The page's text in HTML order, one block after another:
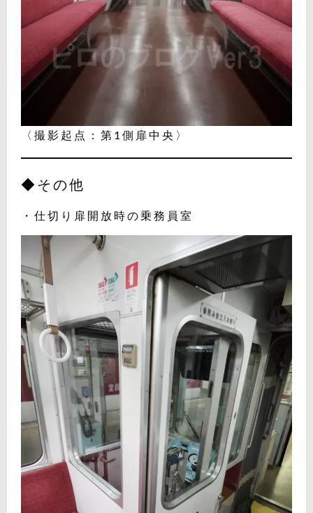
〈撮影起点：第1側扉中央〉
◆その他
・仕切り扉開放時の乗務員室